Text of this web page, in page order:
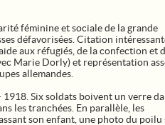
féminine et sociale de la grande
défavorisées. Citation
aux réfugiés, de la confection et
Marie Dorly) et représentation
allemandes.
Six soldats boivent un verre
les tranchées. En parallèle, les
son enfant, une photo du poilu